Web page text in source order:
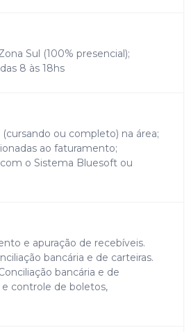
Sul (100% presencial);
8 às 18hs
ou completo) na área;
ao faturamento;
o Sistema Bluesoft ou
e apuração de recebíveis.
bancária e de carteiras.
bancária e de
e controle de boletos,